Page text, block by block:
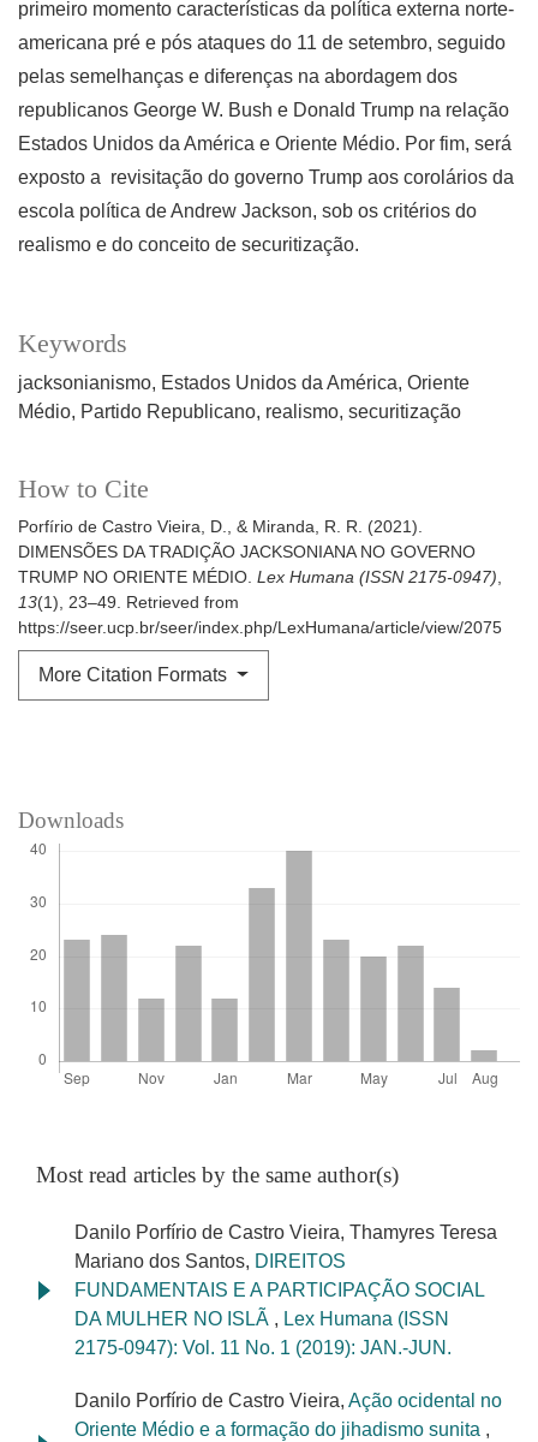
Keywords
jacksonianismo Estados Unidos da América Oriente
Médio Partido Republicano realismo securitização
How to Cite
Porfírio de Castro Vieira, D., & Miranda, R. R. (2021).
DIMENSÕES DA TRADIÇÃO JACKSONIANA NO GOVERNO
TRUMP NO ORIENTE MÉDIO. Lex Humana (ISSN 2175-0947),
13(1), 23–49. Retrieved from
https://seer.ucp.br/seer/index.php/LexHumana/article/view/2075
More Citation Formats
primeiro momento características da política externa norte-
americana pré e pós ataques do 11 de setembro, seguido
pelas semelhanças e diferenças na abordagem dos
republicanos George W. Bush e Donald Trump na relação
Estados Unidos da América e Oriente Médio. Por fim, será
exposto a revisitação do governo Trump aos corolários da
escola política de Andrew Jackson, sob os critérios do
realismo e do conceito de securitização.
Downloads
Most read articles by the same author(s)
Danilo Porfírio de Castro Vieira, Thamyres Teresa
Mariano dos Santos, DIREITOS
FUNDAMENTAIS E A PARTICIPAÇÃO SOCIAL
DA MULHER NO ISLÃ , Lex Humana (ISSN
2175-0947): Vol. 11 No. 1 (2019): JAN.-JUN.
Danilo Porfírio de Castro Vieira, Ação ocidental no
Oriente Médio e a formação do jihadismo sunita ,